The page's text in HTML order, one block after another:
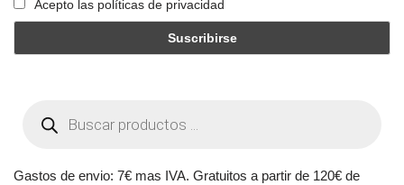
Acepto las políticas de privacidad
Gastos de envio: 7€ mas IVA. Gratuitos a partir de 120€ de